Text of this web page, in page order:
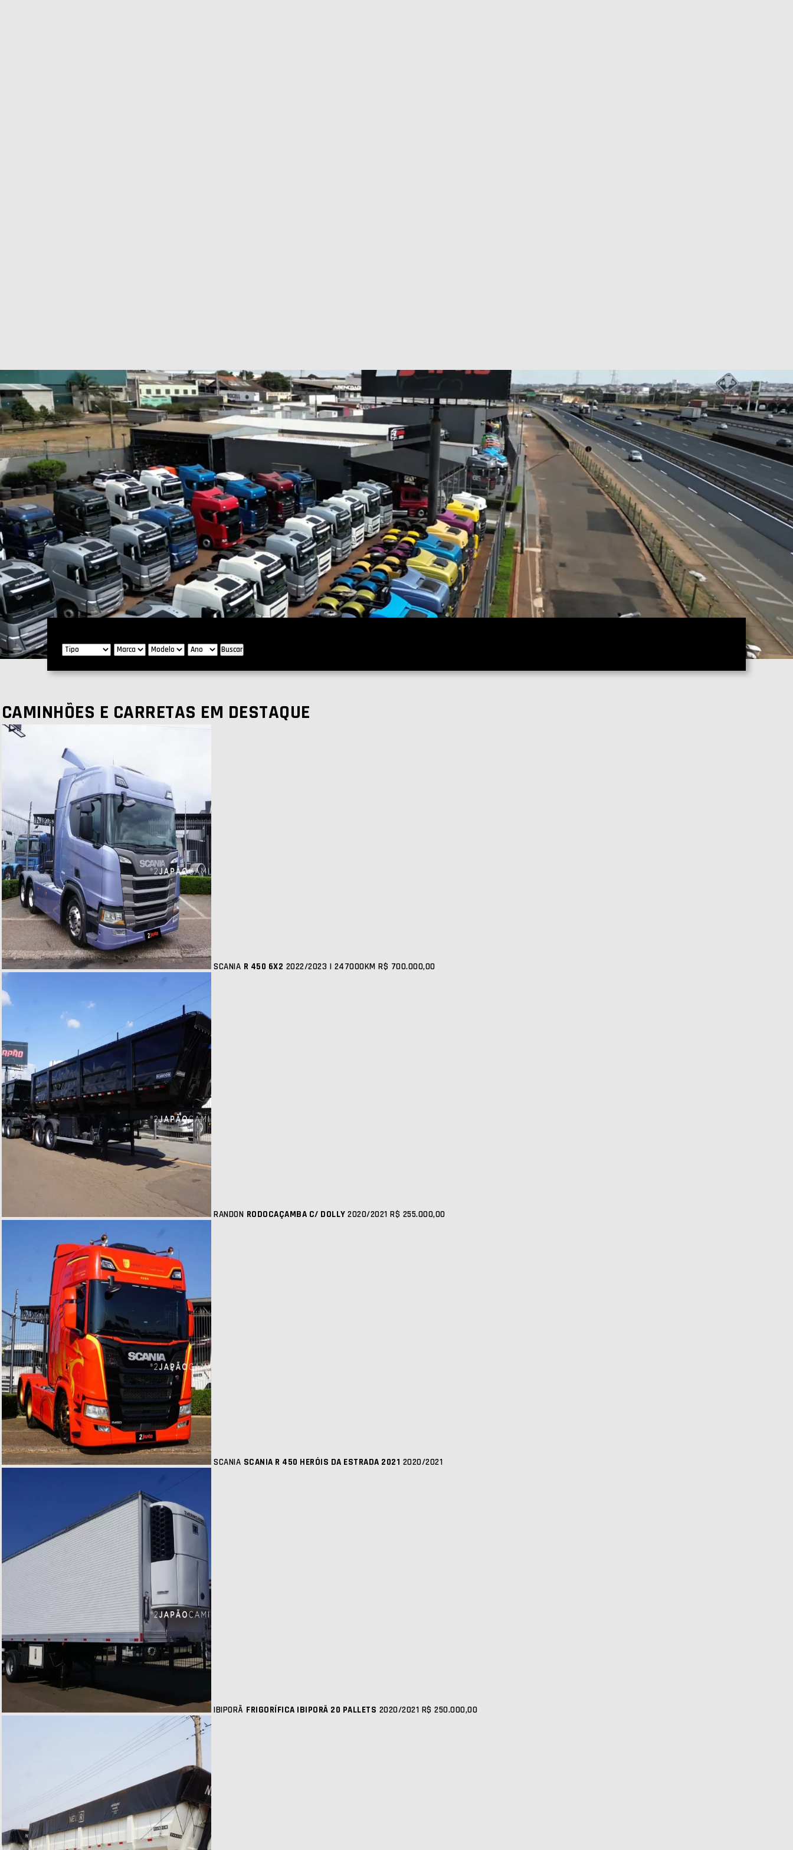
Buscar
CAMINHÕES E CARRETAS EM DESTAQUE
SCANIA R 450 6X2 2022/2023 | 247000KM R$ 700.000,00
RANDON RODOCAÇAMBA C/ DOLLY 2020/2021 R$ 255.000,00
SCANIA SCANIA R 450 HERÓIS DA ESTRADA 2021 2020/2021
IBIPORÃ FRIGORÍFICA IBIPORÃ 20 PALLETS 2020/2021 R$ 250.000,00